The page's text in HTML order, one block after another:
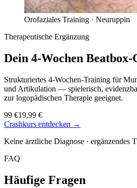
Orofaziales Training · Neuruppin
Therapeutische Ergänzung
Dein 4-Wochen Beatbox-
Strukturiertes 4-Wochen-Training für
und Artikulation — spielerisch,
zur logopädischen Therapie geeignet.
99 €19,99 €
Crashkurs entdecken →
Keine ärztliche Diagnose · ergänzendes
FAQ
Häufige Fragen